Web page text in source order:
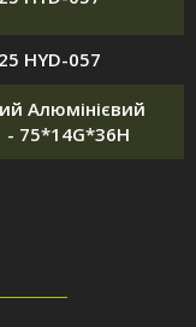
HYD-057
Алюмінієвий
- 75*14G*36H